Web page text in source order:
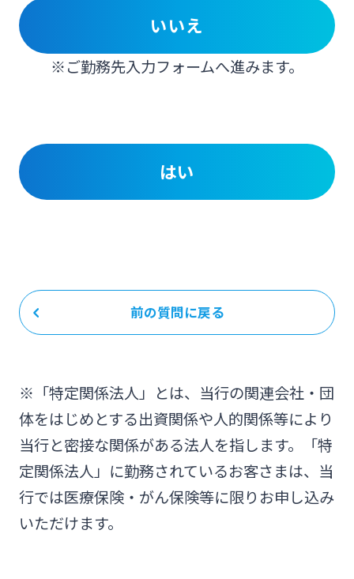
いいえ
※ご勤務先入力フォームへ進みます。
はい
前の質問に戻る
※「特定関係法人」とは、当行の関連会社・団
体をはじめとする出資関係や人的関係等により
当行と密接な関係がある法人を指します。「特
定関係法人」に勤務されているお客さまは、当
行では医療保険・がん保険等に限りお申し込み
いただけます。